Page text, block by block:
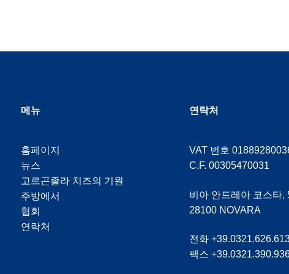
메뉴
홈페이지
뉴스
고르곤졸라 치즈의 기원
주방에서
협회
연락처
연락처
VAT 번호
C.F. 00305470031
비아 안드레아 코스타,
28100 NOVARA
전화
팩스